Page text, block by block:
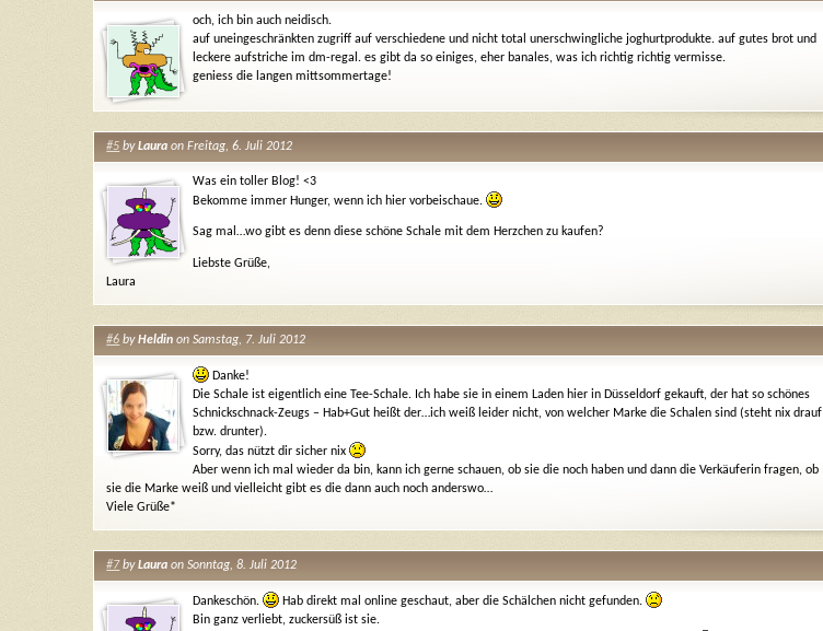
och, ich bin auch neidisch.
auf uneingeschränkten zugriff auf verschiedene und nicht total unerschwingliche joghurtprodukte. auf gutes brot und
leckere aufstriche im dm-regal. es gibt da so einiges, eher banales, was ich richtig richtig vermisse.
geniess die langen mittsommertage!
#5 byLaura on Freitag, 6. Juli 2012
Was ein toller Blog! <3
Bekomme immer Hunger, wenn ich hier vorbeischaue.
Sag mal…wo gibt es denn diese schöne Schale mit dem Herzchen zu kaufen?
Liebste Grüße,
Laura
#6 byHeldin on Samstag, 7. Juli 2012
Danke!
Die Schale ist eigentlich eine Tee-Schale. Ich habe sie in einem Laden hier in Düsseldorf gekauft, der hat so schönes
Schnickschnack-Zeugs – Hab+Gut heißt der…ich weiß leider nicht, von welcher Marke die Schalen sind (steht nix drauf
bzw. drunter).
Sorry, das nützt dir sicher nix
Aber wenn ich mal wieder da bin, kann ich gerne schauen, ob sie die noch haben und dann die Verkäuferin fragen, ob
sie die Marke weiß und vielleicht gibt es die dann auch noch anderswo…
Viele Grüße*
#7byLaura on Sonntag, 8. Juli 2012
Dankeschön.
Hab direkt mal online geschaut, aber die Schälchen nicht gefunden.
Bin ganz verliebt, zuckersüß ist sie.